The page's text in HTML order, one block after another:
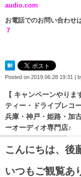
audio.com
お電話でのお問い合
７
Posted on 2019.06.28 19:31 |
【 キャンペーンやり
ティー・ドライブレコ
兵庫・神戸・姫路・加
ーオーディオ専門店♪
こんにちは、後
いつもご観覧あ